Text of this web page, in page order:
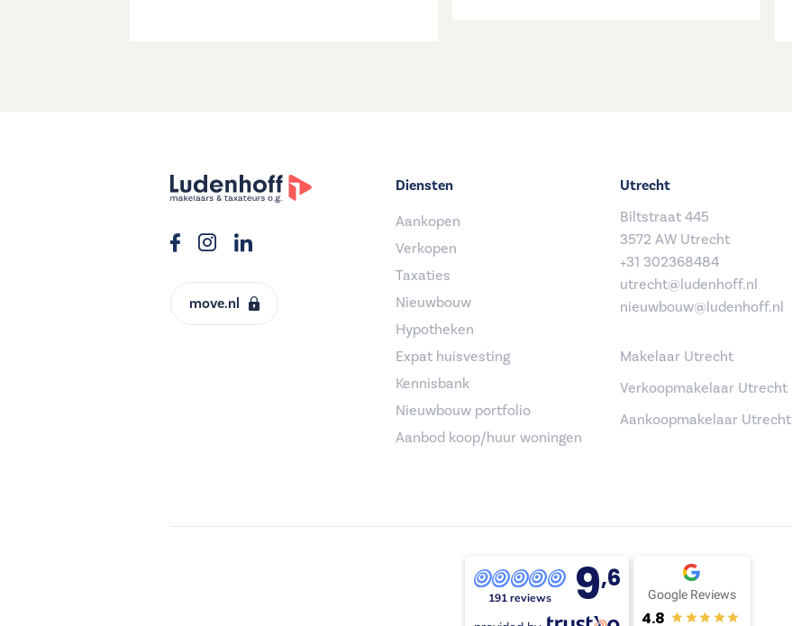
move.nl
Diensten
Aankopen
Verkopen
Taxaties
Nieuwbouw
Hypotheken
Expat huisvesting
Kennisbank
Nieuwbouw portfolio
Aanbod koop/huur woningen
Utrecht
Biltstraat 445
3572 AW Utrecht
+31 302368484
utrecht@ludenhoff.nl
nieuwbouw@ludenhoff.nl
Makelaar Utrecht
Verkoopmakelaar Utrecht
Aankoopmakelaar Utrecht
191 reviews 9,6
Google Reviews
4.8